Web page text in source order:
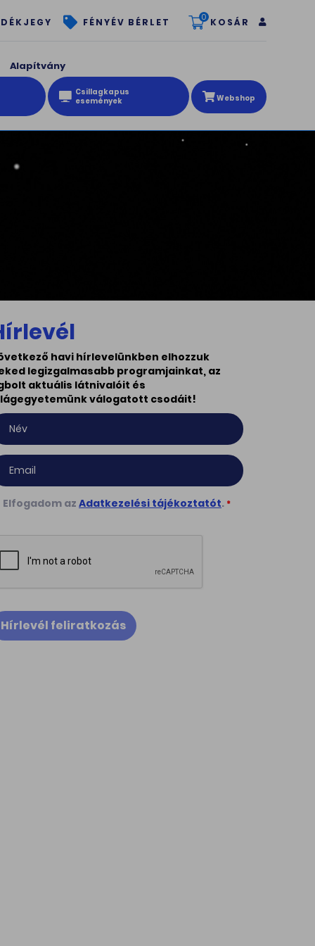
FÉNYÉV BÉRLET 0 KOSÁR
Alapítvány
Csillagkapus
események
Webshop
havi hírlevelünkben elhozzuk
legizgalmasabb programjainkat, az
aktuális látnivalóit és
válogatott csodáit!
Elfogadom az Adatkezelési tájékoztatót. *
Hírlevél feliratkozás